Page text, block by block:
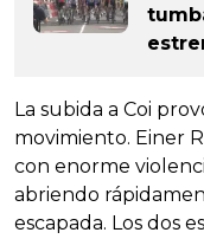
La subida a Coi
movimiento. Einer
con enorme
abriendo
escapada. Los dos